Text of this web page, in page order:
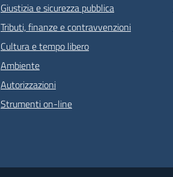
Giustizia e sicurezza pubblica
Tributi, finanze e contravvenzioni
Cultura e tempo libero
Ambiente
Autorizzazioni
Strumenti on-line